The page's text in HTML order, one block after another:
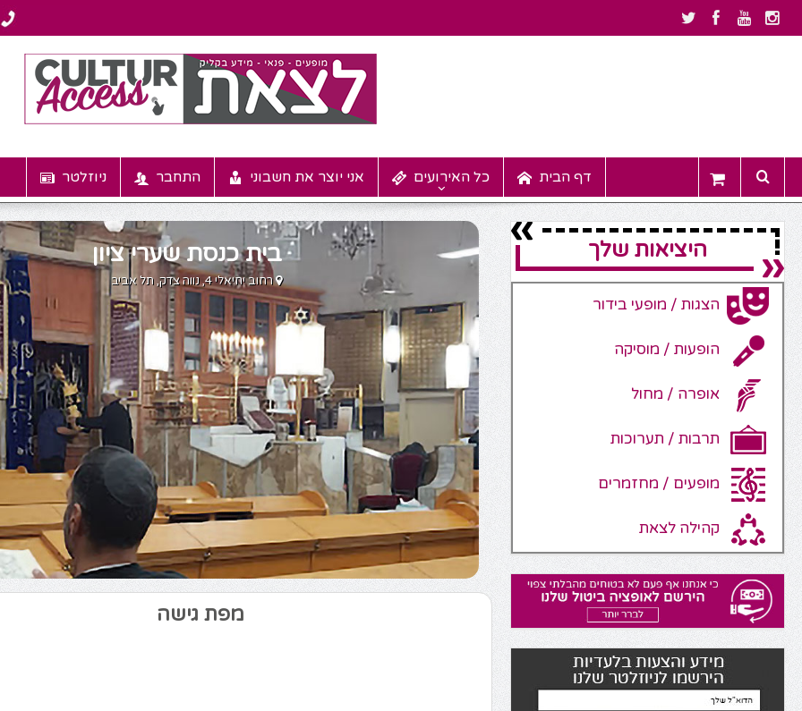
ניוזלטר התחבר אני יוצר את חשבוני כל האירועים דף הבית
בית כנסת שערי ציון
רחוב יחיאלי 4, נווה צדק, תל אביב
מפת גישה
היציאות שלך
הצגות / מופעי בידור
הופעות / מוסיקה
אופרה / מחול
תרבות / תערוכות
מופעים / מחזמרים
קהילה לצאת